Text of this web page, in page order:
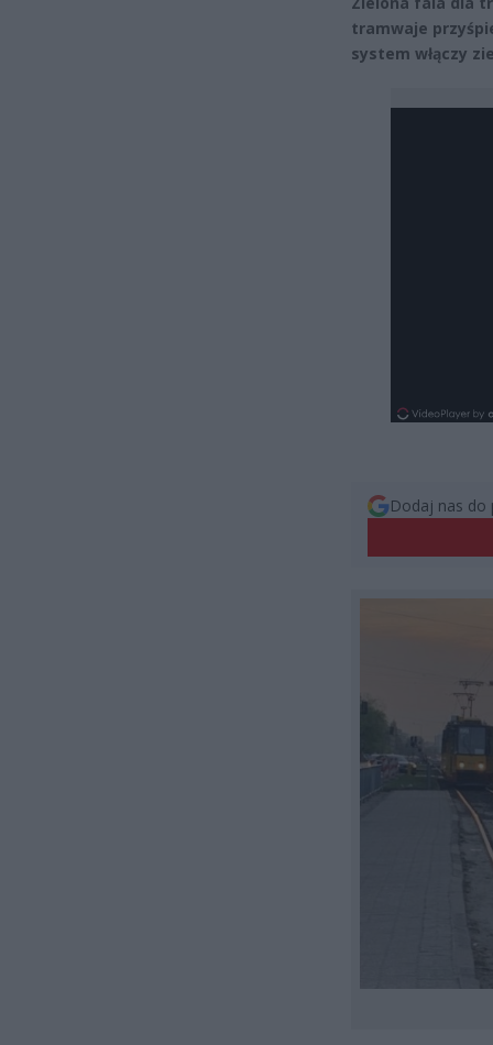
tramwaje
system włączy
Dodaj nas do